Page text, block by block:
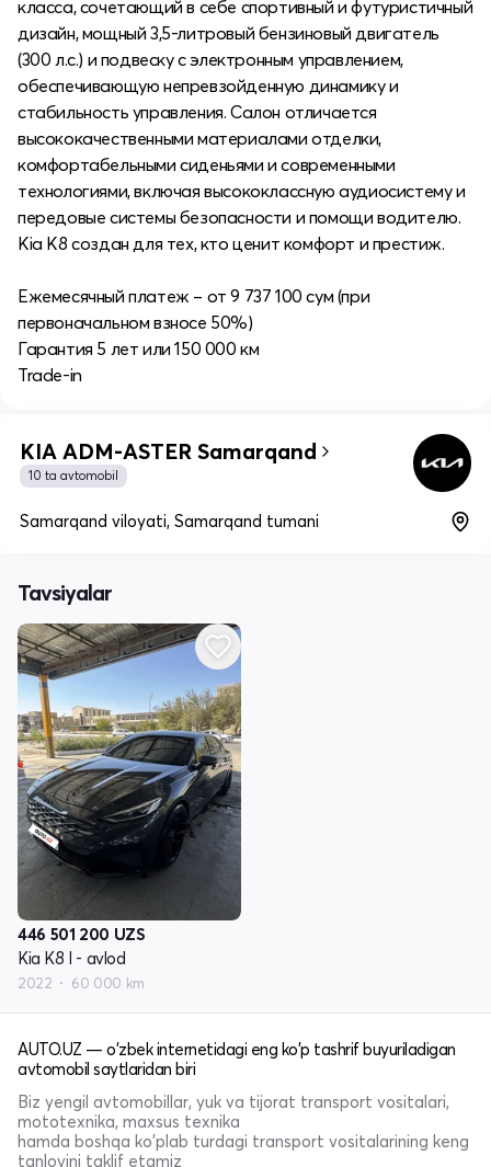
класса, сочетающий в себе спортивный и футуристичный
дизайн, мощный 3,5-литровый бензиновый двигатель
(300 л.с.) и подвеску с электронным управлением,
обеспечивающую непревзойденную динамику и
стабильность управления. Салон отличается
высококачественными материалами отделки,
комфортабельными сиденьями и современными
технологиями, включая высококлассную аудиосистему и
передовые системы безопасности и помощи водителю.
Kia K8 создан для тех, кто ценит комфорт и престиж.
Ежемесячный платеж – от 9 737 100 сум (при
первоначальном взносе 50%)
Гарантия 5 лет или 150 000 км
Trade-in
KIA ADM-ASTER Samarqand
10 ta avtomobil
Samarqand viloyati, Samarqand tumani
Tavsiyalar
446 501 200 UZS
Kia K8 I - avlod
2022 60 000 km
AUTO.UZ — o'zbek internetidagi eng ko'p tashrif buyuriladigan
avtomobil saytlaridan biri
Biz yengil avtomobillar, yuk va tijorat transport vositalari,
mototexnika, maxsus texnika
hamda boshqa ko'plab turdagi transport vositalarining keng
tanlovini taklif etamiz